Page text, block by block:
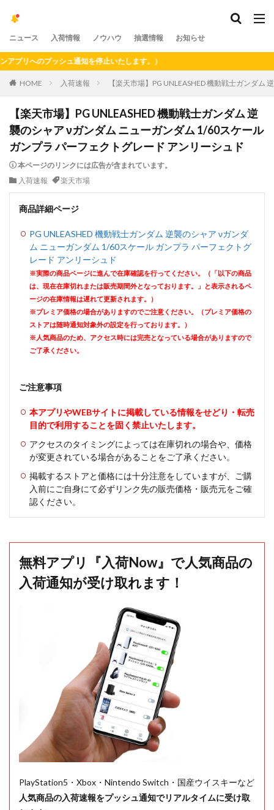
ニュース 入荷情報 ノウハウ 抽選情報 お知らせ
へのプッシュ通知を停止いたします。）
HOME 入荷速報 【楽天市場】PG UNLEASHED 機動戦士ガンダ
【楽天市場】PG UNLEASHED 機動戦士ガンダム 逆
襲のシャア νガンダム ニューガンダム 1/60スケール
ガンプラ パーフェクトグレード アンリーシュド
本ページのリンクには広告が含まれています。
入荷速報
楽天市場
商品詳細ページ
PG UNLEASHED 機動戦士ガンダム 逆襲のシャア νガンダ
ム ニューガンダム 1/60スケール ガンプラ パーフェクトグ
レード アンリーシュド
※実際の商品ページに進んで在庫確認を行ってください。（「以下の商品
は、現在在庫切れまたは販売期間外となっております。」と表示されるペ
ージの在庫情報は遅れて更新されます。）
※プレミア価格の場合がありますのでご注意ください。（プレミア価格の
ストアは随時通知対象外の設定を行っております。）
※人気商品のため、アクセス時には完売となっている場合がありますので
ご了承ください。
ご注意事項
本アプリやWEBサイトに掲載している情報をせどり・転売
目的で利用することを固く禁止いたします。
アクセスのタイミングによっては在庫切れの場合や、価格
が変更されている場合があることをご了承ください。
掲載するストアと価格には十分注意をしていますが、ご購
入前にご自身にて必ずリンク先の販売価格・販売元をご確
認ください。
無料アプリ『入荷Now』で人気商品の
入荷通知が受け取れます！
PlayStation5・Xbox・Nintendo Switch・国産ウイスキーなど
人気商品の入荷速報をプッシュ通知でリアルタイムに受け取